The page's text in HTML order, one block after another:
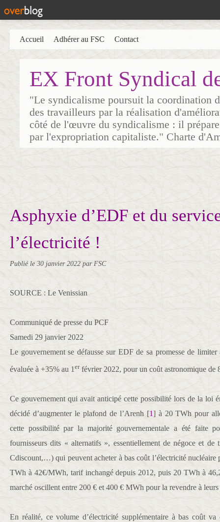
EX Front Syndical
"Le syndicalisme poursuit la coordination
des travailleurs par la réalisation
côté de l'œuvre du syndicalisme : il
par l'expropriation capitaliste." Charte
Accueil Adhérer au FSC Contact
Asphyxie d’EDF et du
l’électricité !
Publié le 30 janvier 2022 par FSC
SOURCE : Le Venissian
Communiqué de presse du PCF
Samedi 29 janvier 2022
Le gouvernement se défausse sur EDF de sa promesse de
évaluée à +35% au 1 erfévrier 2022, pour un coût astronomique de
Ce gouvernement qui avait anticipé cette possibilité lors de la loi
décidé d’augmenter le plafond de l’Arenh [1] à 20 TWh pour
cette possibilité par la majorité gouvernementale a été faite
fournisseurs dits « alternatifs », essentiellement de négoce et de
Cdiscount,…) qui peuvent acheter à bas coût l’électricité nucléaire
TWh à 42€/MWh, tarif inchangé depuis 2012, puis 20 TWh à
marché oscillent entre 200 € et 400 € MWh pour la revendre à
En réalité, ce volume d’électricité supplémentaire à bas coût